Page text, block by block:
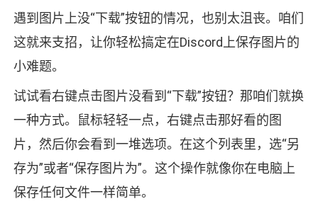
遇到图片上没“下载”按钮的情况，也别太沮丧。咱们
这就来支招，让你轻松搞定在Discord上保存图片的
小难题。
试试看右键点击图片没看到“下载”按钮？那咱们就换
一种方式。鼠标轻轻一点，右键点击那好看的图
片，然后你会看到一堆选项。在这个列表里，选“另
存为”或者“保存图片为”。这个操作就像你在电脑上
保存任何文件一样简单。